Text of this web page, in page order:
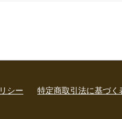
シー 特定商取引法に基づく